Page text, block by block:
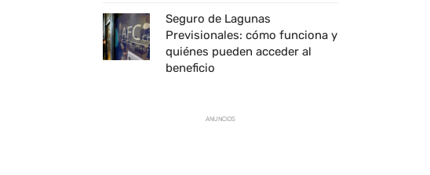
Seguro de Lagunas
Previsionales: cómo funciona y
quiénes pueden acceder al
beneficio
ANUNCIOS